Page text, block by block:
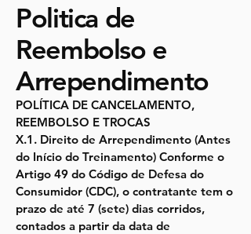
Politica de
Reembolso e
Arrependimento
POLÍTICA DE CANCELAMENTO,
REEMBOLSO E TROCAS
X.1. Direito de Arrependimento (Antes
do Início do Treinamento) Conforme o
Artigo 49 do Código de Defesa do
Consumidor (CDC), o contratante tem o
prazo de até 7 (sete) dias corridos,
contados a partir da data de